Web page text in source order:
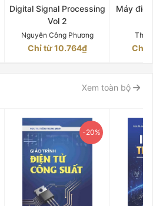
Digital Signal Processing
Vol 2
Nguyễn Công Phương
Chỉ từ 10.764₫
Máy
Chỉ
Xem toàn bộ
-20%